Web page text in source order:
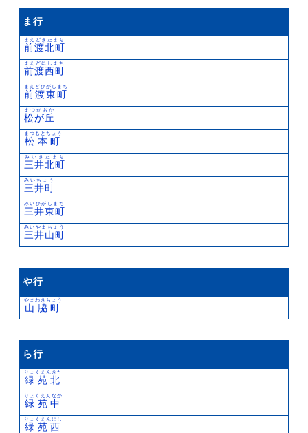
ま行
前渡北町
まえどきたまち
前渡西町
まえどにしまち
前渡東町
まえどひがしまち
松が丘
まつがおか
松本町
まつもとちょう
三井北町
みいきたまち
三井町
みいちょう
三井東町
みいひがしまち
三井山町
みいやまちょう
や行
山脇町
やまわきちょう
ら行
緑苑北
りょくえんきた
緑苑中
りょくえんなか
緑苑西
りょくえんにし